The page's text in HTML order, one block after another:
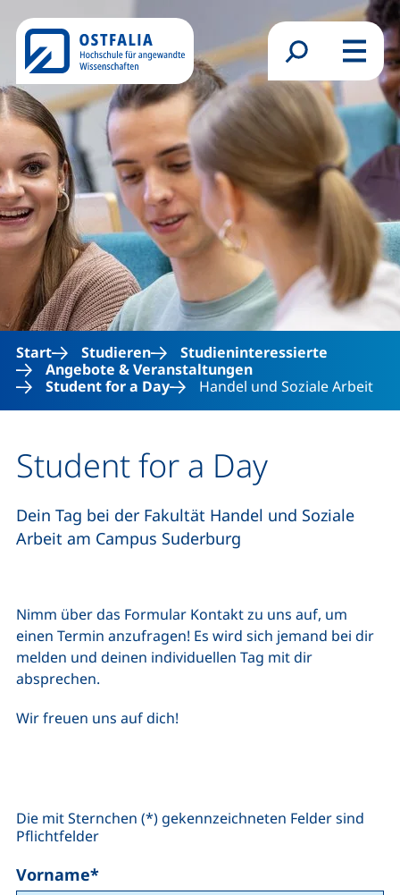
Suchformular
Menü
Start Studieren
Studieninteressierte
Angebote & Veranstaltungen
Student for a Day
Handel und Soziale Arbeit
Student for a Day
Dein Tag bei der Fakultät Handel und Soziale
Arbeit am Campus Suderburg
Nimm über das Formular Kontakt zu uns auf, um
einen Termin anzufragen! Es wird sich jemand bei dir
melden und deinen individuellen Tag mit dir
absprechen.
Wir freuen uns auf dich!
Die mit Sternchen (*) gekennzeichneten Felder sind
Pflichtfelder
Vorname*